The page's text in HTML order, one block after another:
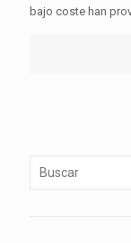
bajo coste han